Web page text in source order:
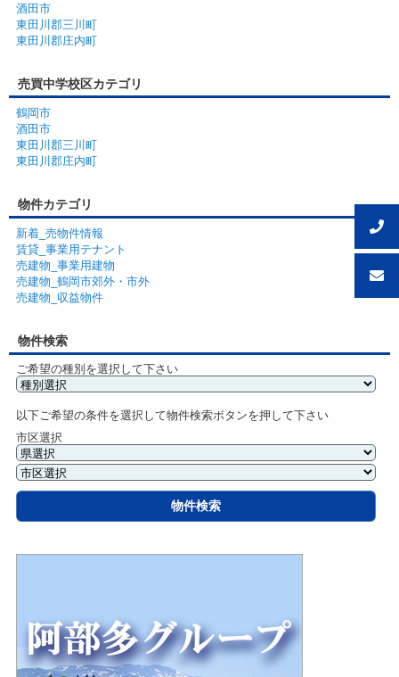
酒田市
東田川郡三川町
東田川郡庄内町
売買中学校区カテゴリ
鶴岡市
酒田市
東田川郡三川町
東田川郡庄内町
物件カテゴリ
新着_売物件情報
賃貸_事業用テナント
売建物_事業用建物
売建物_鶴岡市郊外・市外
売建物_収益物件
物件検索
ご希望の種別を選択して下さい
以下ご希望の条件を選択して物件検索ボタンを押して下さい
市区選択